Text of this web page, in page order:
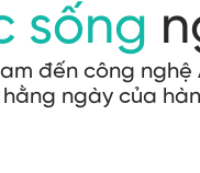
sống
đến công
ngày của